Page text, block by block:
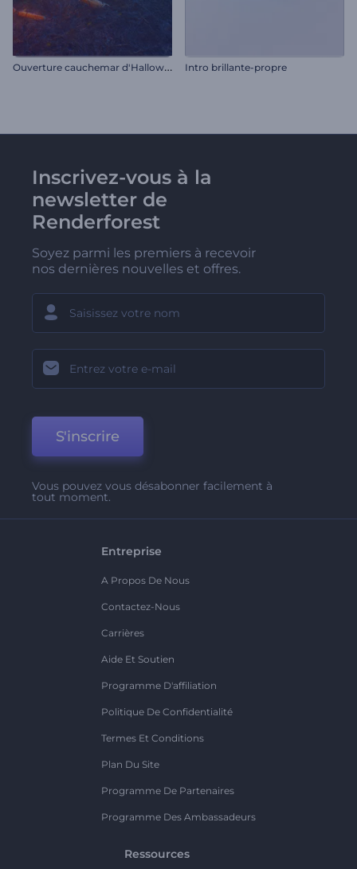
O
uverture cauchemar d'Halloween Intro brillante-propre
Inscrivez-vous à la
newsletter de
Renderforest
Soyez parmi les premiers à recevoir
nos dernières nouvelles et offres.
S'inscrire
Vous pouvez vous désabonner facilement à
tout moment.
Entreprise
A Propos De Nous
Contactez-Nous
Carrières
Aide Et Soutien
Programme D'affiliation
Politique De Confidentialité
Termes Et Conditions
Plan Du Site
Programme De Partenaires
Programme Des Ambassadeurs
Ressources